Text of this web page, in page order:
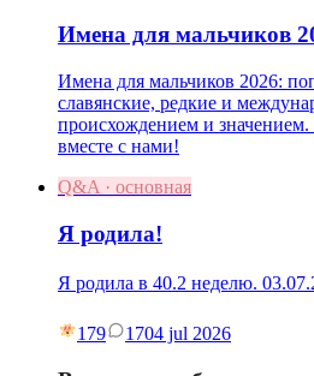
Имена для мальчиков
Имена для мальчиков 2026:
славянские, редкие и
происхождением и
вместе с нами!
Q&A · основная
Я родила!
Я родила в 40.2 неделю.
179 1704 jul 2026